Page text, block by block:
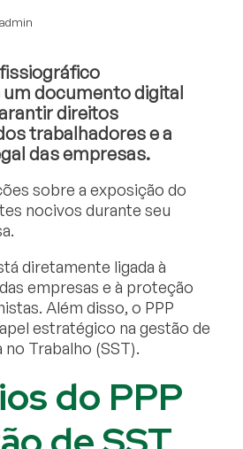
admin
um documento digital
direitos
trabalhadores e a
das empresas.
sobre a exposição do
nocivos durante seu
diretamente ligada à
empresas e à proteção
Além disso, o PPP
estratégico na gestão de
no Trabalho (SST).
do PPP